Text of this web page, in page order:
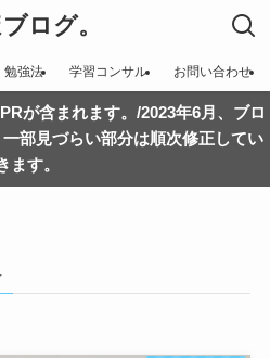
ログ。
勉強法 学習コンサル お問い合わせ
が含まれます。/2023年6月、ブロ
部見づらい部分は順次修正してい
ます。